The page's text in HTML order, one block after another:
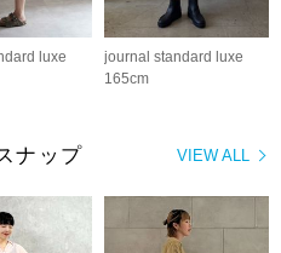
luxe
journal standard luxe
165cm
VIEW ALL
ナップ